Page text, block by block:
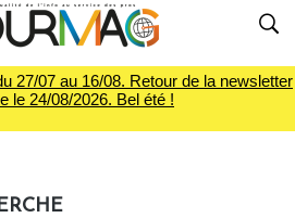
27/07 au 16/08. Retour de la newsletter
le 24/08/2026. Bel été !